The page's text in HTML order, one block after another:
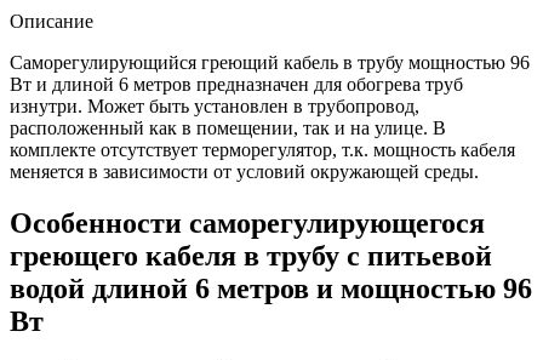
Описание
Саморегулирующийся греющий кабель в трубу мощностью 96
Вт и длиной 6 метров предназначен для обогрева труб
изнутри. Может быть установлен в трубопровод,
расположенный как в помещении, так и на улице. В
комплекте отсутствует терморегулятор, т.к. мощность кабеля
меняется в зависимости от условий окружающей среды.
Особенности саморегулирующегося
греющего кабеля в трубу с питьевой
водой длиной 6 метров и мощностью 96
Вт